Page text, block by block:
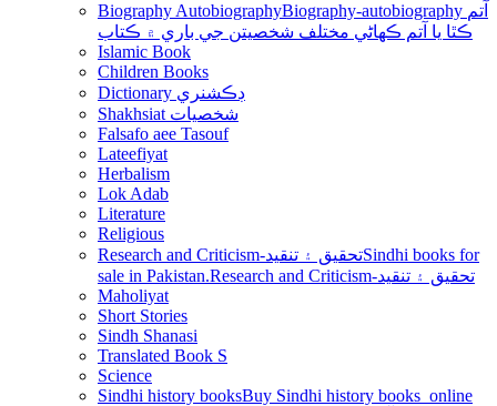
Biography AutobiographyBiography-autobiography آتم
ڪٿا يا آتم ڪھاڻي مختلف شخصيتن جي باري ۾ ڪتاب
Islamic Book
Children Books
Dictionary ڊڪشنري
Shakhsiat شخصيات
Falsafo aee Tasouf
Lateefiyat
Herbalism
Lok Adab
Literature
Religious
Research and Criticism-تحقيق ۽ تنقيدSindhi books for
sale in Pakistan.Research and Criticism-تحقيق ۽ تنقيد
Maholiyat
Short Stories
Sindh Shanasi
Translated Book S
Science
Sindhi history booksBuy Sindhi history books online